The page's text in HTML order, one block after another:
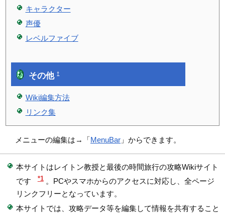
キャラクター
声優
レベルファイブ
その他†
Wiki編集方法
リンク集
メニューの編集は→「MenuBar 」からできます。
本サイトはレイトン教授と最後の時間旅行の攻略Wikiサイト
です
*1 。PCやスマホからのアクセスに対応し、全ページ
リンクフリーとなっています。
本サイトでは、攻略データ等を編集して情報を共有すること